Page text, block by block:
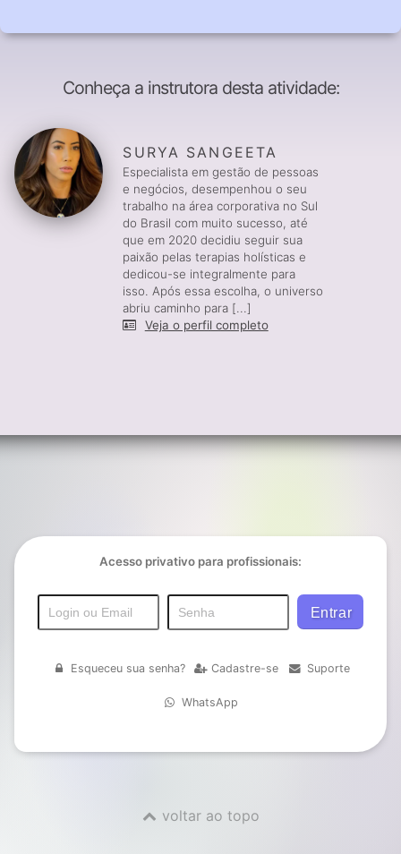
Conheça a instrutora desta atividade:
SURYA SANGEETA
Especialista em gestão de pessoas
e negócios, desempenhou o seu
trabalho na área corporativa no Sul
do Brasil com muito sucesso, até
que em 2020 decidiu seguir sua
paixão pelas terapias holísticas e
dedicou-se integralmente para
isso. Após essa escolha, o universo
abriu caminho para [...]
Veja o perfil completo
Acesso privativo para profissionais:
Esqueceu sua senha? Cadastre-se Suporte
WhatsApp
voltar ao topo